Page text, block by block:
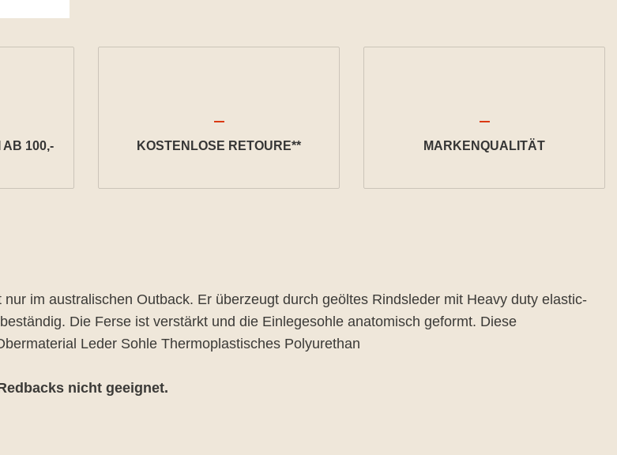
100,-
KOSTENLOSE RETOURE** MARKENQUALITÄT
im australischen Outback. Er überzeugt durch geöltes Rindsleder mit Heavy duty elastic-
Die Ferse ist verstärkt und die Einlegesohle anatomisch geformt. Diese
Leder Sohle Thermoplastisches Polyurethan
nicht geeignet.